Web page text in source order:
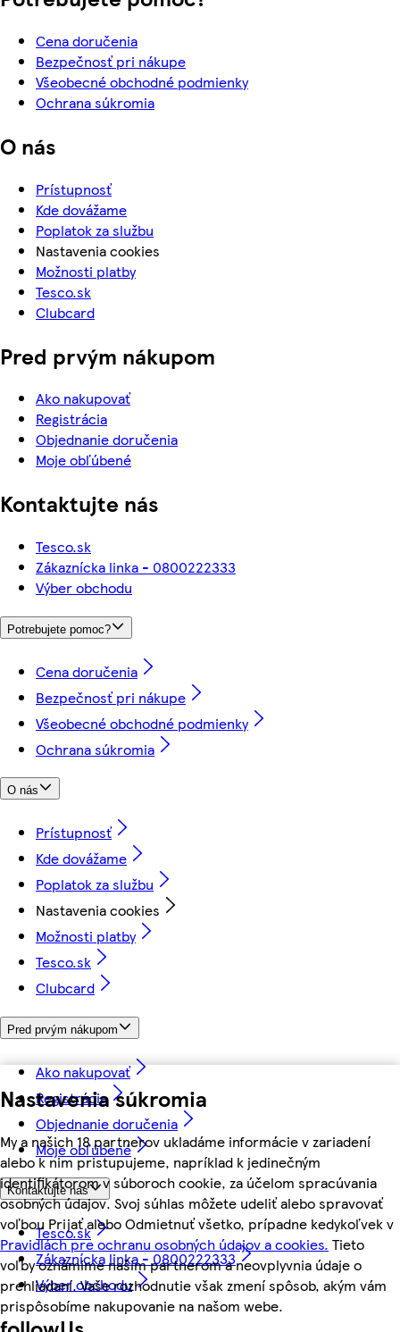
Nastavenia súkromia
My a našich 18 partnerov ukladáme informácie v zariadení
alebo k nim pristupujeme, napríklad k jedinečným
identifikátorom v súboroch cookie, za účelom spracúvania
osobných údajov. Svoj súhlas môžete udeliť alebo spravovať
voľbou Prijať alebo Odmietnuť všetko, prípadne kedykoľvek v
Pravidlách pre ochranu osobných údajov a cookies. Tieto
voľby oznámime našim partnerom a neovplyvnia údaje o
prehliadaní. Vaše rozhodnutie však zmení spôsob, akým vám
prispôsobíme nakupovanie na našom webe.
Cena doručenia
Bezpečnosť pri nákupe
Všeobecné obchodné podmienky
Ochrana súkromia
O nás
Prístupnosť
Kde dovážame
Poplatok za službu
Nastavenia cookies
Možnosti platby
Tesco.sk
Clubcard
Pred prvým nákupom
Ako nakupovať
Registrácia
Objednanie doručenia
Moje obľúbené
Kontaktujte nás
Tesco.sk
Zákaznícka linka - 0800222333
Výber obchodu
Potrebujete pomoc?
Cena doručenia
Bezpečnosť pri nákupe
Všeobecné obchodné podmienky
Ochrana súkromia
O nás
Prístupnosť
Kde dovážame
Poplatok za službu
Nastavenia cookies
Možnosti platby
Tesco.sk
Clubcard
Pred prvým nákupom
Ako nakupovať
Registrácia
Objednanie doručenia
Moje obľúbené
Kontaktujte nás
Tesco.sk
Zákaznícka linka - 0800222333
Výber obchodu